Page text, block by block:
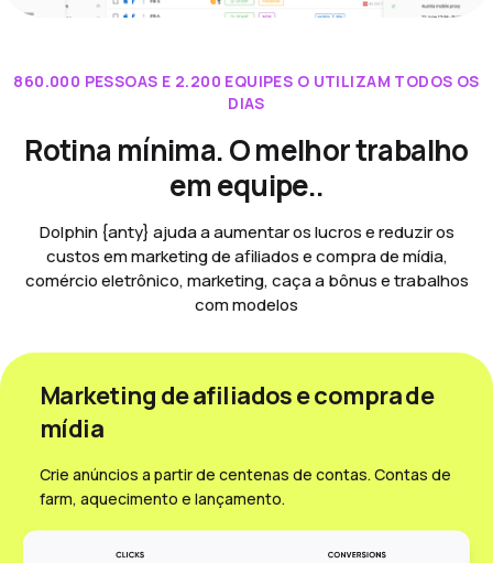
860.000 PESSOAS E 2.200 EQUIPES O UTILIZAM TODOS OS
DIAS
Rotina mínima. O melhor trabalho
em equipe..
Dolphin {anty} ajuda a aumentar os lucros e reduzir os
custos em marketing de afiliados e compra de mídia,
comércio eletrônico, marketing, caça a bônus e trabalhos
com modelos
Marketing de afiliados e compra de
mídia
Crie anúncios a partir de centenas de contas. Contas de
farm, aquecimento e lançamento.